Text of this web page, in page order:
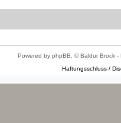
Powered by phpBB, © Baldur Brock -
Haftungsschluss /